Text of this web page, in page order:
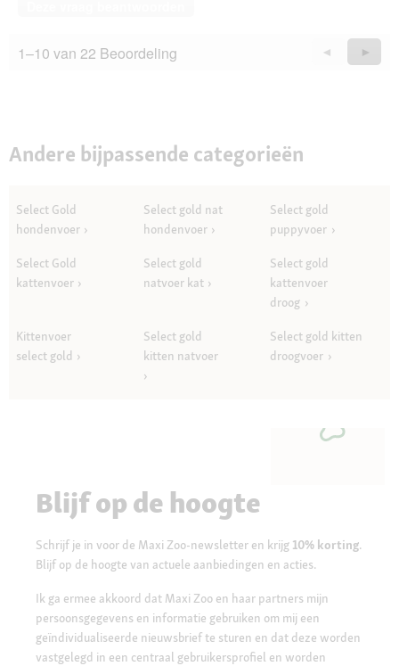
1–10 van 22 Beoordeling
Vorige
Questions
◄ ►
Andere bijpassende categorieën
Select Gold
hondenvoer
Select gold nat
hondenvoer
Select gold
puppyvoer
Select Gold
kattenvoer
Select gold
natvoer kat
Select gold
kattenvoer
droog
Kittenvoer
select gold
Select gold
kitten natvoer
Select gold kitten
droogvoer
Blijf op de hoogte
Schrijf je in voor de Maxi Zoo-newsletter en krijg 10% korting.
Blijf op de hoogte van actuele aanbiedingen en acties.
Ik ga ermee akkoord dat Maxi Zoo en haar partners mijn
persoonsgegevens en informatie gebruiken om mij een
geïndividualiseerde nieuwsbrief te sturen en dat deze worden
vastgelegd in een centraal gebruikersprofiel en worden